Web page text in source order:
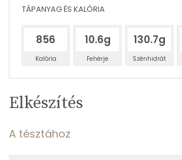
TÁPANYAG ÉS KALÓRIA
856
Kalória
10.6g
Fehérje
130.7g
Szénhidrát
Egy
adagban
6%
TÁPANYAGTARTALOM
Elkészítés
A tésztához